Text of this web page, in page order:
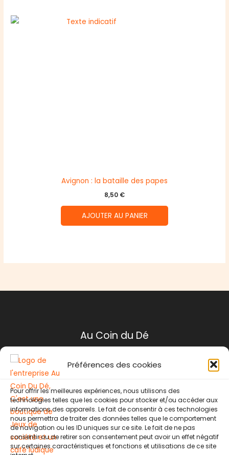
Préférences des cookies
Pour offrir les meilleures expériences, nous utilisons des
technologies telles que les cookies pour stocker et/ou accéder aux
informations des appareils. Le fait de consentir à ces technologies
nous permettra de traiter des données telles que le comportement
de navigation ou les ID uniques sur ce site. Le fait de ne pas
consentir ou de retirer son consentement peut avoir un effet négatif
sur certaines caractéristiques et fonctions et utilisations de ce site
Avignon : la bataille des papes
8,50 €
AJOUTER AU PANIER
Au Coin du Dé
Mentions légales
Politique de retour
Contact
Instagram Facebook